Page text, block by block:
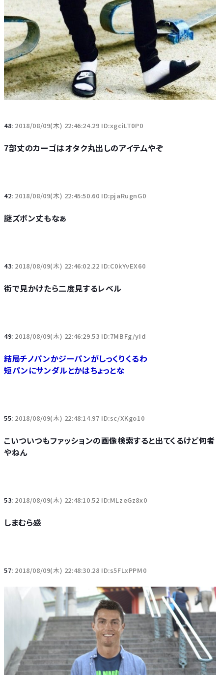
48: 2018/08/09(木) 22:46:24.29 ID:xgciLT0P0
7部丈のカーゴはオタク丸出しのアイテムやぞ
42: 2018/08/09(木) 22:45:50.60 ID:pjaRugnG0
謎ズボン丈もなぁ
43: 2018/08/09(木) 22:46:02.22 ID:C0kYvEX60
街で見かけたら二度見するレベル
49: 2018/08/09(木) 22:46:29.53 ID:7MBFg/yId
結局チノパンかジーパンがしっくりくるわ
短パンにサンダルとかはちょっとな
55: 2018/08/09(木) 22:48:14.97 ID:sc/XKgo10
こいついつもファッションの画像検索すると出てくるけど何者
やねん
53: 2018/08/09(木) 22:48:10.52 ID:MLzeGz8x0
しまむら感
57: 2018/08/09(木) 22:48:30.28 ID:s5FLxPPM0